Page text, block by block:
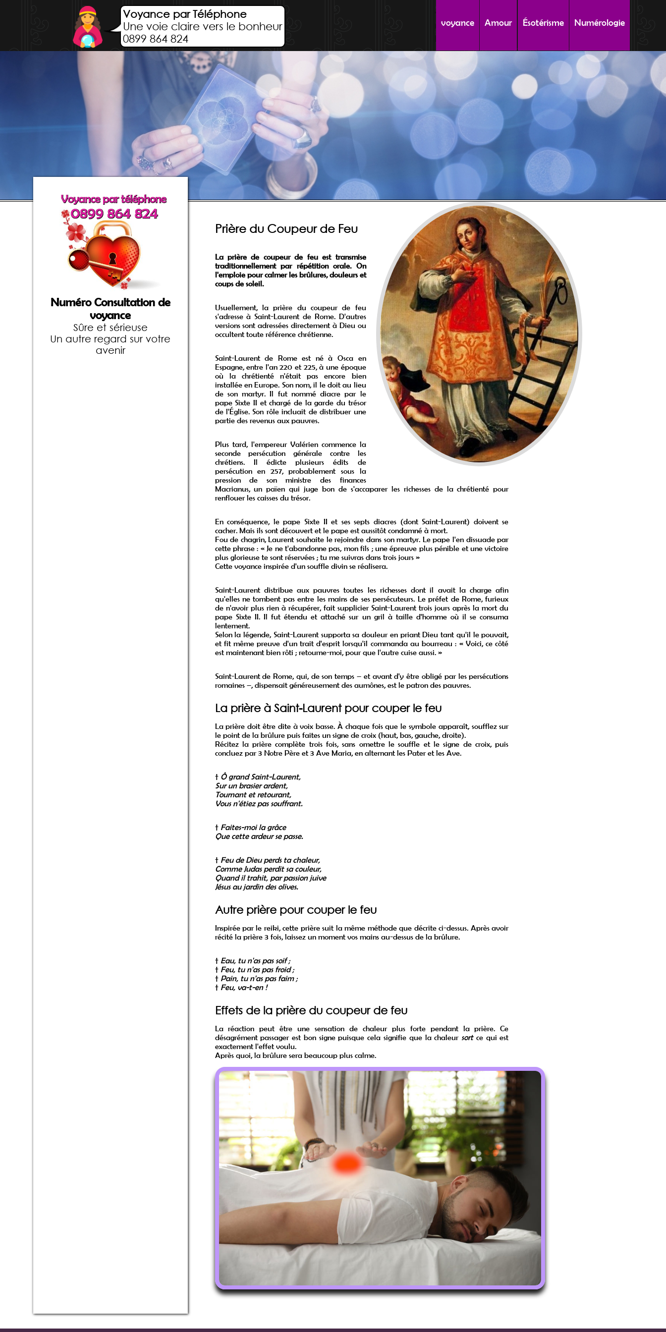
Voyance par Téléphone
Une voie claire vers le bonheur
0899 864 824
voyance Amour Ésotérisme Numérologie
Numéro Consultation de
voyance
Sûre et sérieuse
Un autre regard sur votre
avenir
Prière du Coupeur de Feu
La prière de coupeur de feu est transmise
traditionnellement par répétition orale. On
l'emploie pour calmer les brûlures, douleurs et
coups de soleil.
Usuellement, la prière du coupeur de feu
s'adresse à Saint-Laurent de Rome. D'autres
versions sont adressées directement à Dieu ou
occultent toute référence chrétienne.
Saint-Laurent de Rome est né à Osca en
Espagne, entre l'an 220 et 225, à une époque
où la chrétienté n'était pas encore bien
installée en Europe. Son nom, il le doit au lieu
de son martyr. Il fut nommé diacre par le
pape Sixte II et chargé de la garde du trésor
de l'Église. Son rôle incluait de distribuer une
partie des revenus aux pauvres.
Plus tard, l'empereur Valérien commence la
seconde persécution générale contre les
chrétiens. Il édicte plusieurs édits de
persécution en 257, probablement sous la
pression de son ministre des finances
Macrianus, un païen qui juge bon de s'accaparer les richesses de la chrétienté pour
renflouer les caisses du trésor.
En conséquence, le pape Sixte II et ses septs diacres (dont Saint-Laurent) doivent se
cacher. Mais ils sont découvert et le pape est aussitôt condamné à mort.
Fou de chagrin, Laurent souhaite le rejoindre dans son martyr. Le pape l'en dissuade par
cette phrase : « Je ne t'abandonne pas, mon fils ; une épreuve plus pénible et une victoire
plus glorieuse te sont réservées ; tu me suivras dans trois jours »
Cette voyance inspirée d'un souffle divin se réalisera.
Saint-Laurent distribue aux pauvres toutes les richesses dont il avait la charge afin
qu'elles ne tombent pas entre les mains de ses persécuteurs. Le préfet de Rome, furieux
de n'avoir plus rien à récupérer, fait supplicier Saint-Laurent trois jours après la mort du
pape Sixte II. Il fut étendu et attaché sur un gril à taille d'homme où il se consuma
lentement.
Selon la légende, Saint-Laurent supporta sa douleur en priant Dieu tant qu'il le pouvait,
et fit même preuve d'un trait d'esprit lorsqu'il commanda au bourreau : « Voici, ce côté
est maintenant bien rôti ; retourne-moi, pour que l'autre cuise aussi. »
Saint-Laurent de Rome, qui, de son temps – et avant d'y être obligé par les persécutions
romaines –, dispensait généreusement des aumônes, est le patron des pauvres.
La prière à Saint-Laurent pour couper le feu
La prière doit être dite à voix basse. À chaque fois que le symbole apparaît, soufflez sur
le point de la brûlure puis faites un signe de croix (haut, bas, gauche, droite).
Récitez la prière complète trois fois, sans omettre le souffle et le signe de croix, puis
concluez par 3 Notre Père et 3 Ave Maria, en alternant les Pater et les Ave.
† Ô grand Saint-Laurent,
Sur un brasier ardent,
Tournant et retourant,
Vous n'étiez pas souffrant.
† Faites-moi la grâce
Que cette ardeur se passe.
† Feu de Dieu perds ta chaleur,
Comme Judas perdit sa couleur,
Quand il trahit, par passion juive
Jésus au jardin des olives.
Autre prière pour couper le feu
Inspirée par le reiki, cette prière suit la même méthode que décrite ci-dessus. Après avoir
récité la prière 3 fois, laissez un moment vos mains au-dessus de la brûlure.
† Eau, tu n'as pas soif ;
† Feu, tu n'as pas froid ;
† Pain, tu n'as pas faim ;
† Feu, va-t-en !
Effets de la prière du coupeur de feu
La réaction peut être une sensation de chaleur plus forte pendant la prière. Ce
désagrément passager est bon signe puisque cela signifie que la chaleur sortce qui est
exactement l'effet voulu.
Après quoi, la brûlure sera beaucoup plus calme.